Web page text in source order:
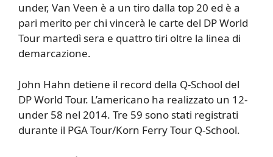
under, Van Veen è a un tiro dalla top 20 ed è a
pari merito per chi vincerà le carte del DP World
Tour martedì sera e quattro tiri oltre la linea di
demarcazione.
John Hahn detiene il record della Q-School del
DP World Tour. L’americano ha realizzato un 12-
under 58 nel 2014. Tre 59 sono stati registrati
durante il PGA Tour/Korn Ferry Tour Q-School.